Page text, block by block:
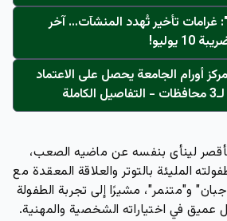
غرامات تأخير تُهدد المنشآت… آخر
يوليو!
أورام الجامعة يحصل على الاعتماد
لينأى بنفسه عن ماضيه الصعب،
المليئة بالتوتر والعلاقة المعقدة مع
و"متنمر"، مشيرًا إلى تجربة الطفولة
عميق في اختياراته الشخصية والمهنية.